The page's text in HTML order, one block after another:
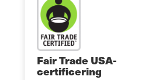
Fair Trade USA-
certificering